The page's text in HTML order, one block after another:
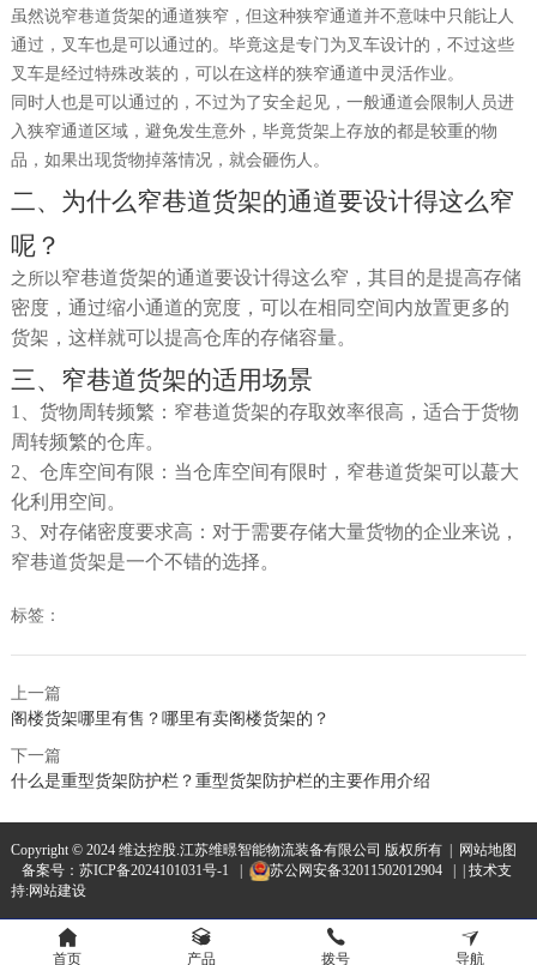
虽然说窄巷道货架的通道狭窄，但这种狭窄通道并不意味中只能让人
通过，叉车也是可以通过的。毕竟这是专门为叉车设计的，不过这些
叉车是经过特殊改装的，可以在这样的狭窄通道中灵活作业。
同时人也是可以通过的，不过为了安全起见，一般通道会限制人员进
入狭窄通道区域，避免发生意外，毕竟货架上存放的都是较重的物
品，如果出现货物掉落情况，就会砸伤人。
二、 为什么窄巷道货架的通道要设计得这么窄
呢？
之所以 窄巷道货架的通道要设计得这么窄 ， 其目的是提高存储
密度，通过缩小通道的宽度，可以在相同空间内放置更多的
货架，这样就可以提高仓库的存储容量。
三、 窄巷道货架的适用场景
1、 货物周转频繁：窄巷道货架的存取效率很高，适合于货物
周转频繁的仓库。
2、 仓库空间有限：当仓库空间有限时，窄巷道货架可以蕞大
化利用空间。
3、 对存储密度要求高：对于需要存储大量货物的企业来说，
窄巷道货架是一个不错的选择。
标签：
上一篇
阁楼货架哪里有售？哪里有卖阁楼货架的？
下一篇
什么是重型货架防护栏？重型货架防护栏的主要作用介绍
Copyright © 2024 维达控股.江苏维暻智能物流装备有限公司 版权所有 | 网站地图
备案号： 苏ICP备2024101031号-1 | 苏公网安备32011502012904
| | 技术支
持:网站建设
首页 产品 拨号 导航